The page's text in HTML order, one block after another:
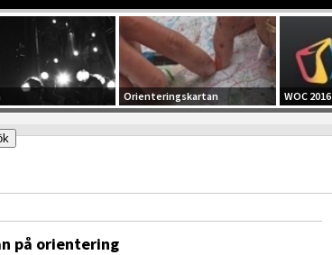
Orienteringskartan WOC 2016
på orientering